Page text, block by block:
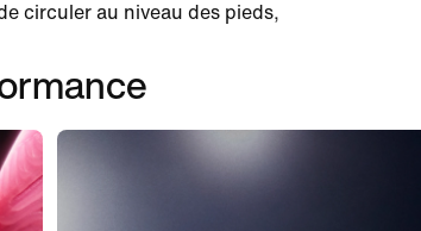
circuler au niveau des pieds,